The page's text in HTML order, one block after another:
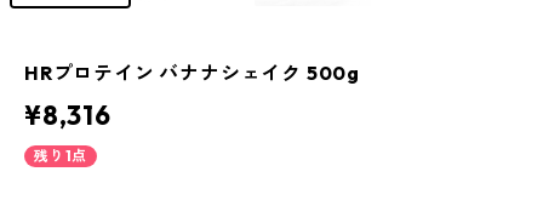
HRプロテイン バナナシェイク 500g
¥8,316
残り1点